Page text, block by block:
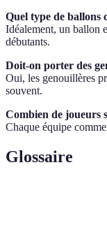
Quel type de ballons
Idéalement, un ballon
débutants.
Doit-on porter des
Oui, les genouillères
souvent.
Combien de joueurs
Chaque équipe
Glossaire